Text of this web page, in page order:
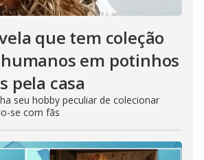
que tem coleção
em potinhos
pela casa
seu hobby peculiar de colecionar
se com fãs